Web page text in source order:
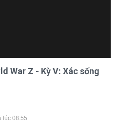
War Z - Kỳ V: Xác sống
lúc 08:55